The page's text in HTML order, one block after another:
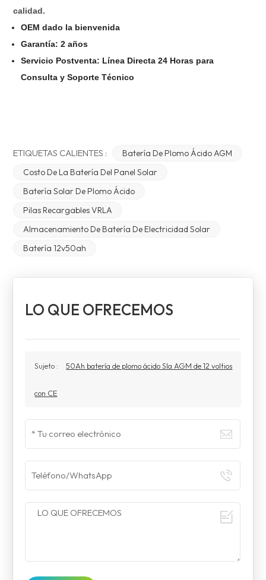
calidad.
OEM dado la bienvenida
Garantía: 2 años
Servicio Postventa: Línea Directa 24 Horas para
Consulta y Soporte Técnico
ETIQUETAS CALIENTES :
Batería De Plomo Ácido AGM
Costo De La Batería Del Panel Solar
Batería Solar De Plomo Ácido
Pilas Recargables VRLA
Almacenamiento De Batería De Electricidad Solar
Batería 12v50ah
LO QUE OFRECEMOS
Sujeto : 50Ah batería de plomo ácido Sla AGM de 12 voltios
con CE